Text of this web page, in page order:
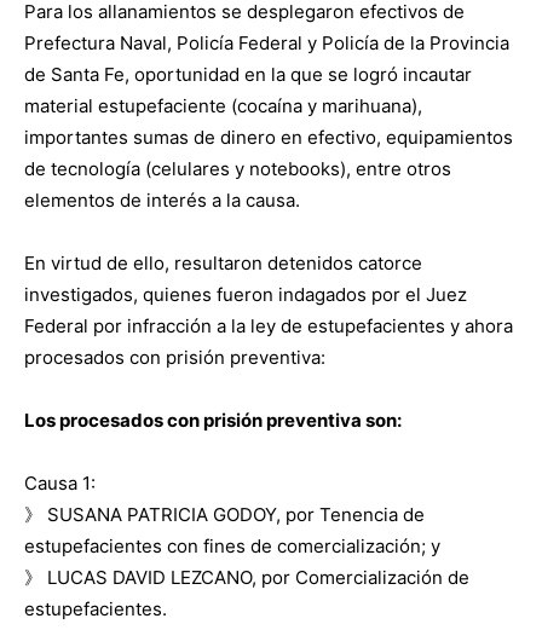
Para los allanamientos se desplegaron efectivos de
Prefectura Naval, Policía Federal y Policía de la Provincia
de Santa Fe, oportunidad en la que se logró incautar
material estupefaciente (cocaína y marihuana),
importantes sumas de dinero en efectivo, equipamientos
de tecnología (celulares y notebooks), entre otros
elementos de interés a la causa.
En virtud de ello, resultaron detenidos catorce
investigados, quienes fueron indagados por el Juez
Federal por infracción a la ley de estupefacientes y ahora
procesados con prisión preventiva:
Los procesados con prisión preventiva son:
Causa 1:
》 SUSANA PATRICIA GODOY, por Tenencia de
estupefacientes con fines de comercialización; y
》 LUCAS DAVID LEZCANO, por Comercialización de
estupefacientes.